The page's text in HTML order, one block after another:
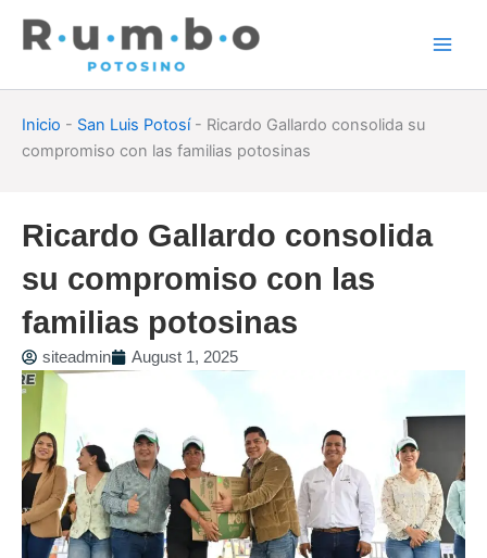
Inicio - San Luis Potosí- Ricardo Gallardo consolida su
compromiso con las familias potosinas
Ricardo Gallardo consolida
su compromiso con las
familias potosinas
siteadmin August 1, 2025